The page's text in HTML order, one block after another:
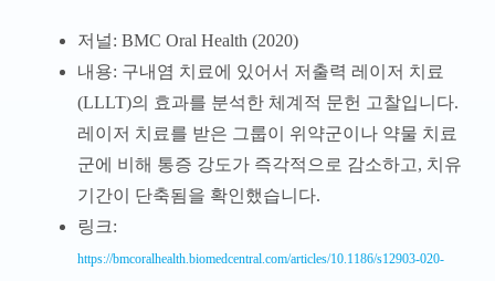
저널: BMC Oral Health (2020)
내용: 구내염 치료에 있어서 저출력 레이저 치료
(LLLT)의 효과를 분석한 체계적 문헌 고찰입니다.
레이저 치료를 받은 그룹이 위약군이나 약물 치료
군에 비해 통증 강도가 즉각적으로 감소하고, 치유
기간이 단축됨을 확인했습니다.
링크:
https://bmcoralhealth.biomedcentral.com/articles/10.1186/s12903-020-